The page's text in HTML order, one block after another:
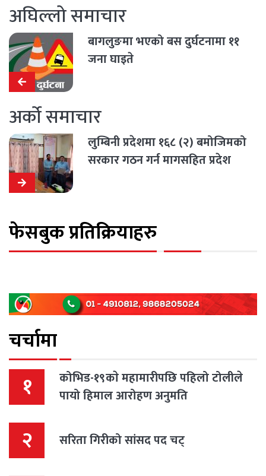
अघिल्लो समाचार
बागलुङमा भएको बस दुर्घटनामा ११
जना घाइते
अर्को समाचार
लुम्बिनी प्रदेशमा १६८ (२) बमोजिमको
सरकार गठन गर्न मागसहित प्रदेश
फेसबुक प्रतिक्रियाहरु
चर्चामा
१
कोभिड-१९काे महामारीपछि पहिलो टोलीले
पायो हिमाल आरोहण अनुमति
२ सरिता गिरीको सांसद पद चट्